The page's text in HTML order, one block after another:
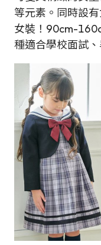
等元素。同時設
女裝！90cm-
種適合學校面試